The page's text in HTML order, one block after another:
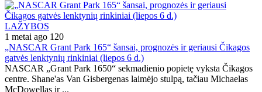
LAŽYBOS
1 metai ago 120
„NASCAR Grant Park 165“ šansai, prognozės ir geriausi Čikagos
gatvės lenktynių rinkiniai (liepos 6 d.)
NASCAR „Grant Park 1650“ sekmadienio popietę vyksta Čikagos
centre. Shane'as Van Gisbergenas laimėjo stulpą, tačiau Michaelas
McDowellas ir ...